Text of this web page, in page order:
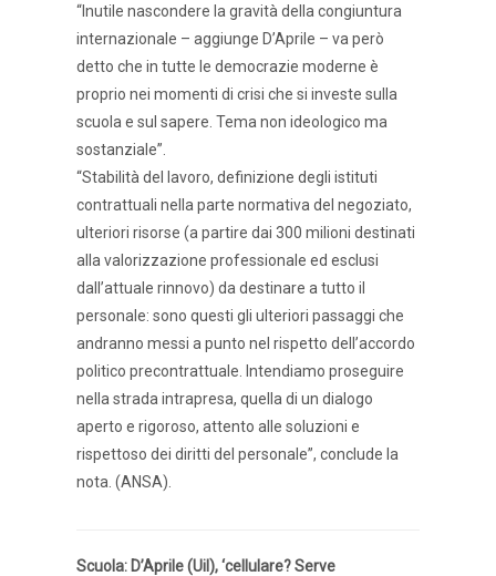
“Inutile nascondere la gravità della congiuntura
internazionale – aggiunge D’Aprile – va però
detto che in tutte le democrazie moderne è
proprio nei momenti di crisi che si investe sulla
scuola e sul sapere. Tema non ideologico ma
sostanziale”.
“Stabilità del lavoro, definizione degli istituti
contrattuali nella parte normativa del negoziato,
ulteriori risorse (a partire dai 300 milioni destinati
alla valorizzazione professionale ed esclusi
dall’attuale rinnovo) da destinare a tutto il
personale: sono questi gli ulteriori passaggi che
andranno messi a punto nel rispetto dell’accordo
politico precontrattuale. Intendiamo proseguire
nella strada intrapresa, quella di un dialogo
aperto e rigoroso, attento alle soluzioni e
rispettoso dei diritti del personale”, conclude la
nota. (ANSA).
Scuola: D’Aprile (Uil), ‘cellulare? Serve